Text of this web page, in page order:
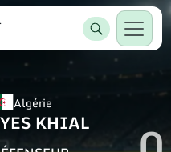
Algérie
KHIAL